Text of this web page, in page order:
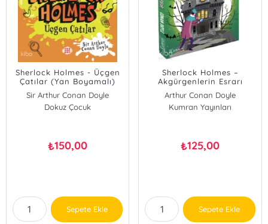
Sherlock Holmes - Üçgen
Çatılar (Yan Boyamalı)
Sir Arthur Conan Doyle
Dokuz Çocuk
₺150,00
Sepete Ekle
Sherlock Holmes –
Akgürgenlerin Esrarı
Arthur Conan Doyle
Kumran Yayınları
₺125,00
Sepete Ekle